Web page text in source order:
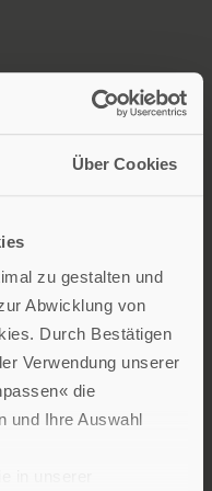
Über Cookies
zu gestalten und
Abwicklung von
Durch Bestätigen
Verwendung unserer
die
und Ihre Auswahl
Persönliche
Irische
zum Thema älter
zur Ermutigung, zu Trost